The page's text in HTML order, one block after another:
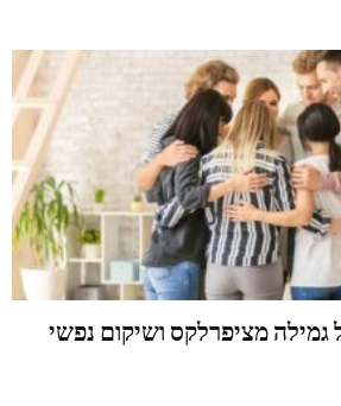
מציפרלקס ושיקום נפשי